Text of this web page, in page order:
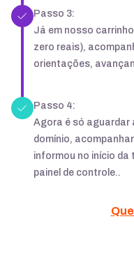
Passo 3:
Já em nosso
zero reais),
orientações,
Passo 4:
Agora é só aguardar
domínio,
informou no início
painel de controle..